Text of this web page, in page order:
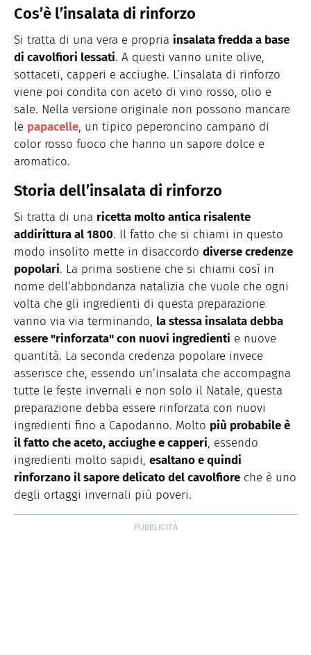
Cos’è l’insalata di rinforzo
Si tratta di una vera e propria insalata fredda a base
di cavolfiori lessati. A questi vanno unite olive,
sottaceti, capperi e acciughe. L’insalata di rinforzo
viene poi condita con aceto di vino rosso, olio e
sale. Nella versione originale non possono mancare
le papacelle, un tipico peperoncino campano di
color rosso fuoco che hanno un sapore dolce e
aromatico.
Storia dell’insalata di rinforzo
Si tratta di una ricetta molto antica risalente
addirittura al 1800. Il fatto che si chiami in questo
modo insolito mette in disaccordo diverse credenze
popolari. La prima sostiene che si chiami così in
nome dell’abbondanza natalizia che vuole che ogni
volta che gli ingredienti di questa preparazione
vanno via via terminando, la stessa insalata debba
essere "rinforzata" con nuovi ingredienti e nuove
quantità. La seconda credenza popolare invece
asserisce che, essendo un’insalata che accompagna
tutte le feste invernali e non solo il Natale, questa
preparazione debba essere rinforzata con nuovi
ingredienti fino a Capodanno. Molto più probabile è
il fatto che aceto, acciughe e capperi, essendo
ingredienti molto sapidi, esaltano e quindi
rinforzano il sapore delicato del cavolfiore che è uno
degli ortaggi invernali più poveri.